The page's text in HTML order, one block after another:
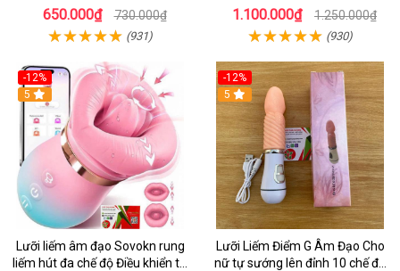
Điểm G
650.000₫ 730.000₫
(931)
Siêu Mạnh Kết Hợp Sưởi Ấm Cho
Nữ Sung Sướng
1.100.000₫ 1.250.000₫
(930)
-12%
5
Lưỡi liếm âm đạo Sovokn rung
liếm hút đa chế độ Điều khiển từ
-12%
5
Lưỡi Liếm Điểm G Âm Đạo Cho
nữ tự sướng lên đỉnh 10 chế độ